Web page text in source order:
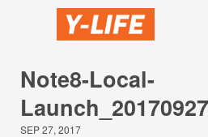
Note8-Local-
SEP 27, 2017